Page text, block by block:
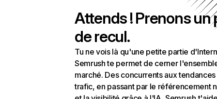
Attends ! Prenons un
de recul.
Tu ne vois là qu'une petite partie
Semrush te permet de cerner
marché. Des concurrents aux
trafic, en passant par le référencement